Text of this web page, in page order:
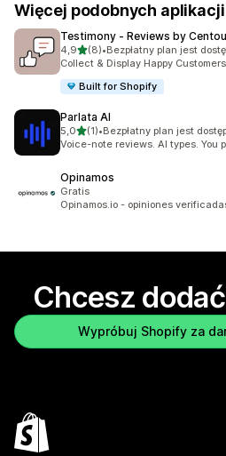
Więcej podobnych aplikacji
Testimony ‑ Reviews by
4,9na 5 gwiazdek
(8)
Łączna liczba recenzji: 8
•Bezpłatny plan jest
Collect & Display Happy
Built for Shopify
Parlata AI
5,0na 5 gwiazdek
(1)
Łączna liczba recenzji: 1
•Bezpłatny plan jest
Voice-note reviews. AI types. You
Opinamos
Gratis
Opinamos.io - opiniones
Chcesz
Wypróbuj Shopify za